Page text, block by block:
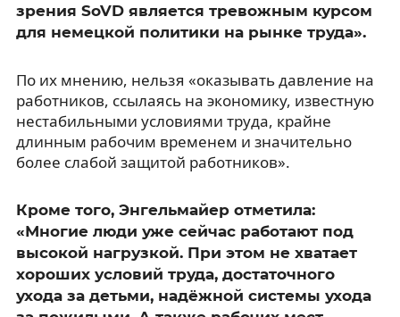
зрения SoVD является тревожным курсом
для немецкой политики на рынке труда».
По их мнению, нельзя «оказывать давление на
работников, ссылаясь на экономику, известную
нестабильными условиями труда, крайне
длинным рабочим временем и значительно
более слабой защитой работников».
Кроме того, Энгельмайер отметила:
«Многие люди уже сейчас работают под
высокой нагрузкой. При этом не хватает
хороших условий труда, достаточного
ухода за детьми, надёжной системы ухода